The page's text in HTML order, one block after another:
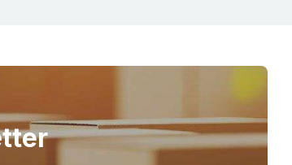
kann auch selbstklebend
ausgerüstet werden.
vereinbart) nach DIN 7715